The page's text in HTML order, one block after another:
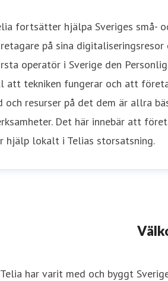
fortsätter hjälpa Sveriges små-
på sina digitaliseringsresor
operatör i Sverige den
att tekniken fungerar och att
och resurser på det dem är allra
Det här innebär att
hjälp lokalt i Telias storsatsning.
Telia har varit med och byggt